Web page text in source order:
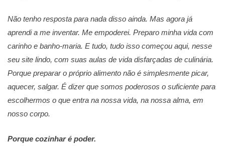
Não tenho resposta para nada disso ainda. Mas agora já
aprendi a me inventar. Me empoderei. Preparo minha vida com
carinho e banho-maria. E tudo, tudo isso começou aqui, nesse
seu site lindo, com suas aulas de vida disfarçadas de culinária.
Porque preparar o próprio alimento não é simplesmente picar,
aquecer, salgar. É dizer que somos poderosos o suficiente para
escolhermos o que entra na nossa vida, na nossa alma, em
nosso corpo.
Porque cozinhar é poder.